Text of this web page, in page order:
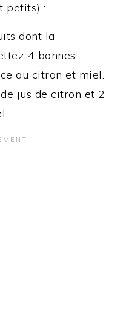
petits) :
dont la
4 bonnes
au citron et miel.
jus de citron et 2